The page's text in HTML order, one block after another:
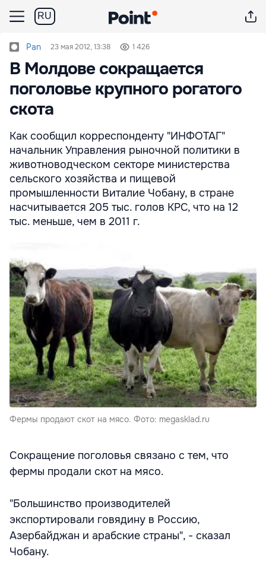
RU
Pan 23 мая 2012, 13:38 1 426
В Молдове сокращается
поголовье крупного рогатого
скота
Как сообщил корреспонденту "ИНФОТАГ"
начальник Управления рыночной политики в
животноводческом секторе министерства
сельского хозяйства и пищевой
промышленности Виталие Чобану, в стране
насчитывается 205 тыс. голов КРС, что на 12
тыс. меньше, чем в 2011 г.
Фермы продают скот на мясо. Фото: megasklad.ru
Сокращение поголовья связано с тем, что
фермы продали скот на мясо.
"Большинство производителей
экспортировали говядину в Россию,
Азербайджан и арабские страны", - сказал
Чобану.